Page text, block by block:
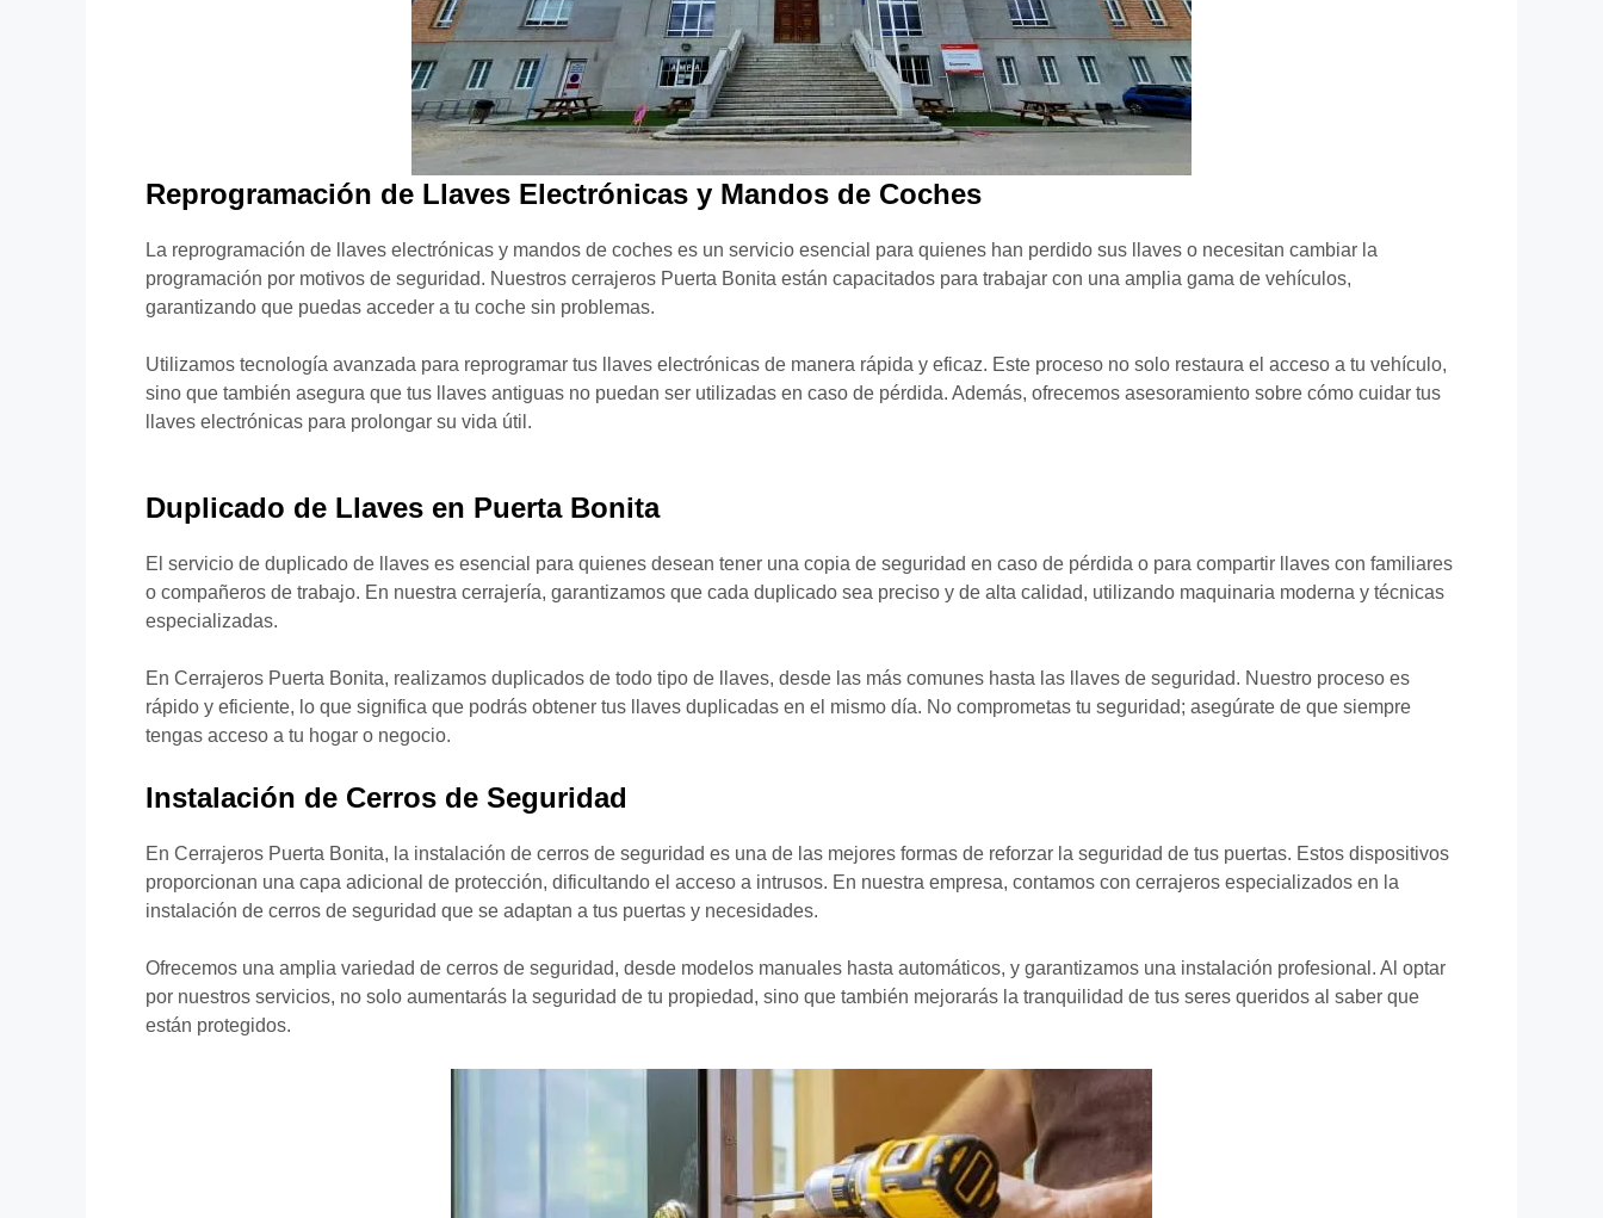
Reprogramación de Llaves Electrónicas y Mandos de Coches
La reprogramación de llaves electrónicas y mandos de coches es un servicio esencial para quienes han perdido sus llaves o necesitan cambiar la
programación por motivos de seguridad. Nuestros cerrajeros Puerta Bonita están capacitados para trabajar con una amplia gama de vehículos,
garantizando que puedas acceder a tu coche sin problemas.
Utilizamos tecnología avanzada para reprogramar tus llaves electrónicas de manera rápida y eficaz. Este proceso no solo restaura el acceso a tu vehículo,
sino que también asegura que tus llaves antiguas no puedan ser utilizadas en caso de pérdida. Además, ofrecemos asesoramiento sobre cómo cuidar tus
llaves electrónicas para prolongar su vida útil.
Duplicado de Llaves en Puerta Bonita
El servicio de duplicado de llaves es esencial para quienes desean tener una copia de seguridad en caso de pérdida o para compartir llaves con familiares
o compañeros de trabajo. En nuestra cerrajería, garantizamos que cada duplicado sea preciso y de alta calidad, utilizando maquinaria moderna y técnicas
especializadas.
En Cerrajeros Puerta Bonita, realizamos duplicados de todo tipo de llaves, desde las más comunes hasta las llaves de seguridad. Nuestro proceso es
rápido y eficiente, lo que significa que podrás obtener tus llaves duplicadas en el mismo día. No comprometas tu seguridad; asegúrate de que siempre
tengas acceso a tu hogar o negocio.
Instalación de Cerros de Seguridad
En Cerrajeros Puerta Bonita, la instalación de cerros de seguridad es una de las mejores formas de reforzar la seguridad de tus puertas. Estos dispositivos
proporcionan una capa adicional de protección, dificultando el acceso a intrusos. En nuestra empresa, contamos con cerrajeros especializados en la
instalación de cerros de seguridad que se adaptan a tus puertas y necesidades.
Ofrecemos una amplia variedad de cerros de seguridad, desde modelos manuales hasta automáticos, y garantizamos una instalación profesional. Al optar
por nuestros servicios, no solo aumentarás la seguridad de tu propiedad, sino que también mejorarás la tranquilidad de tus seres queridos al saber que
están protegidos.